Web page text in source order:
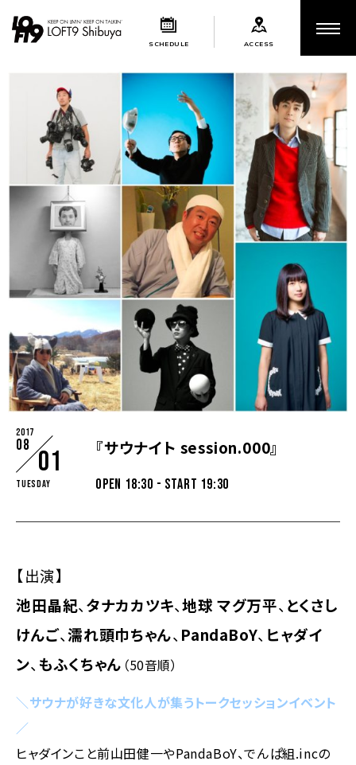
SCHEDULE ACCESS
2017
08
01
Tuesday
『サウナイト session.000』
OPEN 18:30 - START 19:30
【出演】
池田晶紀、タナカカツキ、地球 マグ万平、 とくさし
けんご、濡れ頭巾ちゃん、 PandaBoY、 ヒャダイ
ン、 もふくちゃん （50音順）
＼サウナが好きな文化人が集うトークセッションイベント
／
ヒャダインこと前山田健一やPandaBoY、でんぱ組.incの